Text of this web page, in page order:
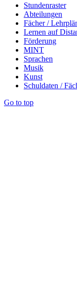
Stundenraster
Abteilungen
Fächer /
Lernen auf
Förderung
MINT
Sprachen
Musik
Kunst
Schuldaten /
Go to top